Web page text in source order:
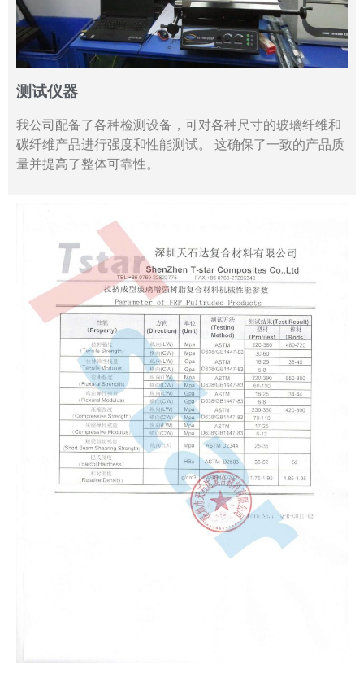
测试仪器
我公司配备了各种检测设备，可对各种尺寸的玻璃纤维和
碳纤维产品进行强度和性能测试。 这确保了一致的产品质
量并提高了整体可靠性。